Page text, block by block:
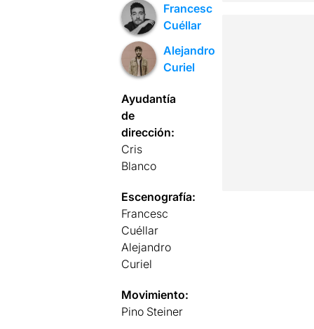
Francesc
Cuéllar
Alejandro
Curiel
Ayudantía
de
dirección:
Cris
Blanco
Escenografía:
Francesc
Cuéllar
Alejandro
Curiel
Movimiento:
Pino Steiner